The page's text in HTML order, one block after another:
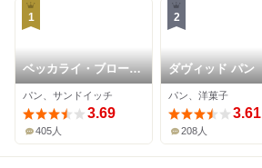
1
ベッカライ・ブロート
ツァイト
パン、サンドイッチ
3.69
405人
2
ダヴィッド パン
パン、洋菓子
3.61
208人